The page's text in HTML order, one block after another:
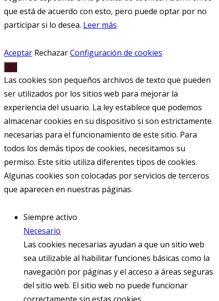
que está de acuerdo con esto, pero puede optar por no
participar si lo desea. Leer más
Aceptar RechazarConfiguración de cookies
✕
Las cookies son pequeños archivos de texto que pueden
ser utilizados por los sitios web para mejorar la
experiencia del usuario. La ley establece que podemos
almacenar cookies en su dispositivo si son estrictamente
necesarias para el funcionamiento de este sitio. Para
todos los demás tipos de cookies, necesitamos su
permiso. Este sitio utiliza diferentes tipos de cookies.
Algunas cookies son colocadas por servicios de terceros
que aparecen en nuestras páginas.
Siempre activo
Necesario
Las cookies necesarias ayudan a que un sitio web
sea utilizable al habilitar funciones básicas como la
navegación por páginas y el acceso a áreas seguras
del sitio web. El sitio web no puede funcionar